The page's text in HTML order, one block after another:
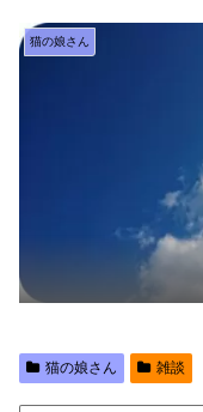
猫の娘さん
猫の娘さん 雑談